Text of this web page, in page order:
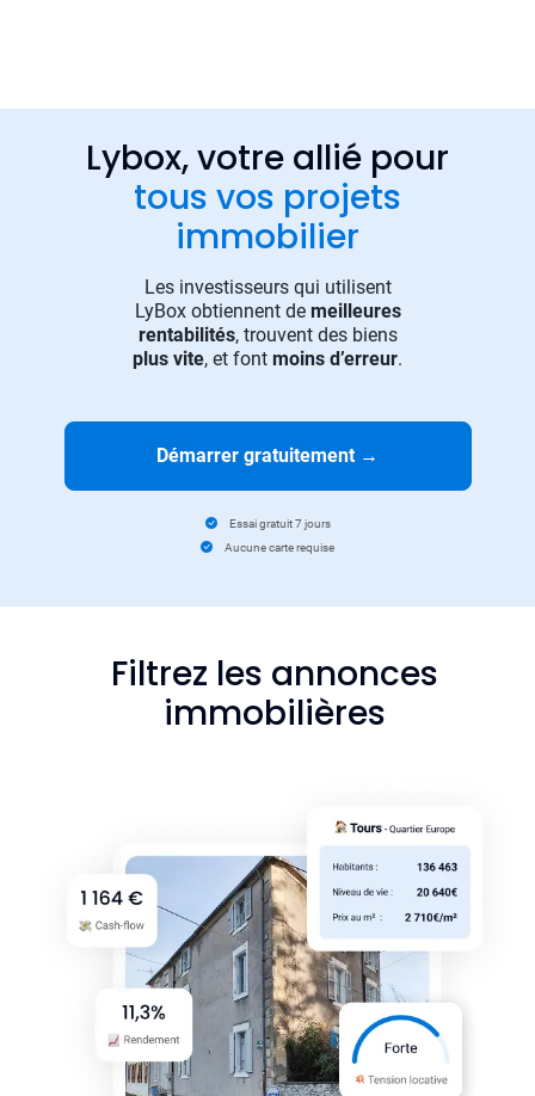
Lybox, votre allié pour
tous vos projets
immobilier
Les investisseurs qui utilisent
LyBox obtiennent de meilleures
rentabilités, trouvent des biens
plus vite, et font moins d’erreur.
Démarrer gratuitement →
Essai gratuit 7 jours
Aucune carte requise
Filtrez les annonces
immobilières